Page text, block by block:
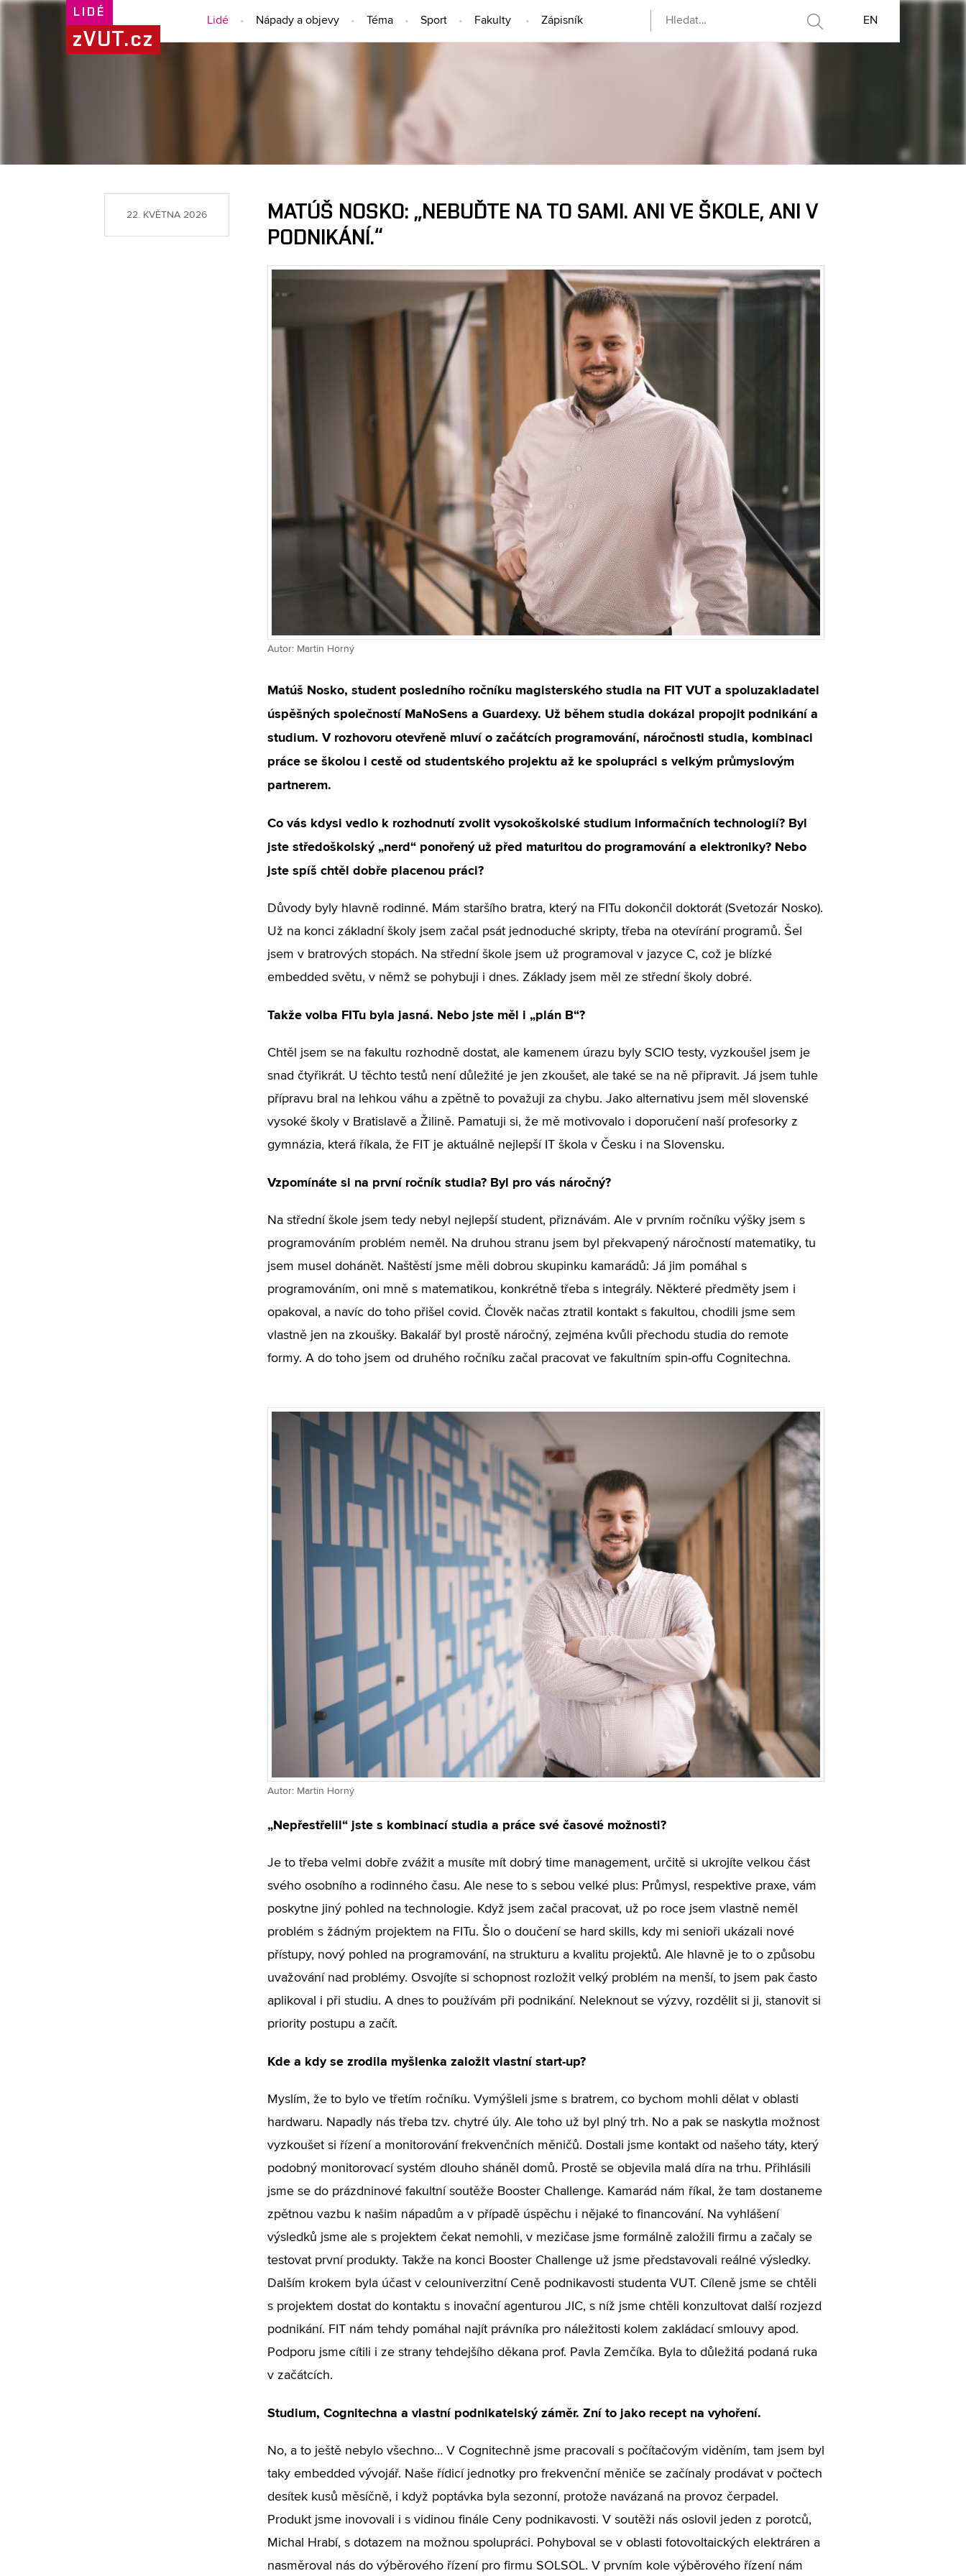
LIDÉ
zVUT.cz
Lidé Nápady a objevy Téma Sport Fakulty Zápisník EN
22. KVĚTNA 2026
MATÚŠ NOSKO: „NEBUĎTE NA TO SAMI. ANI VE ŠKOLE, ANI V
PODNIKÁNÍ.“
Autor: Martin Horný
Matúš Nosko, student posledního ročníku magisterského studia na FIT VUT a spoluzakladatel
úspěšných společností MaNoSens a Guardexy. Už během studia dokázal propojit podnikání a
studium. V rozhovoru otevřeně mluví o začátcích programování, náročnosti studia, kombinaci
práce se školou i cestě od studentského projektu až ke spolupráci s velkým průmyslovým
partnerem.
Co vás kdysi vedlo k rozhodnutí zvolit vysokoškolské studium informačních technologií? Byl
jste středoškolský „nerd“ ponořený už před maturitou do programování a elektroniky? Nebo
jste spíš chtěl dobře placenou práci?
Důvody byly hlavně rodinné. Mám staršího bratra, který na FITu dokončil doktorát (Svetozár Nosko).
Už na konci základní školy jsem začal psát jednoduché skripty, třeba na otevírání programů. Šel
jsem v bratrových stopách. Na střední škole jsem už programoval v jazyce C, což je blízké
embedded světu, v němž se pohybuji i dnes. Základy jsem měl ze střední školy dobré.
Takže volba FITu byla jasná. Nebo jste měl i „plán B“?
Chtěl jsem se na fakultu rozhodně dostat, ale kamenem úrazu byly SCIO testy, vyzkoušel jsem je
snad čtyřikrát. U těchto testů není důležité je jen zkoušet, ale také se na ně připravit. Já jsem tuhle
přípravu bral na lehkou váhu a zpětně to považuji za chybu. Jako alternativu jsem měl slovenské
vysoké školy v Bratislavě a Žilině. Pamatuji si, že mě motivovalo i doporučení naší profesorky z
gymnázia, která říkala, že FIT je aktuálně nejlepší IT škola v Česku i na Slovensku.
Vzpomínáte si na první ročník studia? Byl pro vás náročný?
Na střední škole jsem tedy nebyl nejlepší student, přiznávám. Ale v prvním ročníku výšky jsem s
programováním problém neměl. Na druhou stranu jsem byl překvapený náročností matematiky, tu
jsem musel dohánět. Naštěstí jsme měli dobrou skupinku kamarádů: Já jim pomáhal s
programováním, oni mně s matematikou, konkrétně třeba s integrály. Některé předměty jsem i
opakoval, a navíc do toho přišel covid. Člověk načas ztratil kontakt s fakultou, chodili jsme sem
vlastně jen na zkoušky. Bakalář byl prostě náročný, zejména kvůli přechodu studia do remote
formy. A do toho jsem od druhého ročníku začal pracovat ve fakultním spin-offu Cognitechna.
Autor: Martin Horný
„Nepřestřelil“ jste s kombinací studia a práce své časové možnosti?
Je to třeba velmi dobře zvážit a musíte mít dobrý time management, určitě si ukrojíte velkou část
svého osobního a rodinného času. Ale nese to s sebou velké plus: Průmysl, respektive praxe, vám
poskytne jiný pohled na technologie. Když jsem začal pracovat, už po roce jsem vlastně neměl
problém s žádným projektem na FITu. Šlo o doučení se hard skills, kdy mi senioři ukázali nové
přístupy, nový pohled na programování, na strukturu a kvalitu projektů. Ale hlavně je to o způsobu
uvažování nad problémy. Osvojíte si schopnost rozložit velký problém na menší, to jsem pak často
aplikoval i při studiu. A dnes to používám při podnikání. Neleknout se výzvy, rozdělit si ji, stanovit si
priority postupu a začít.
Kde a kdy se zrodila myšlenka založit vlastní start-up?
Myslím, že to bylo ve třetím ročníku. Vymýšleli jsme s bratrem, co bychom mohli dělat v oblasti
hardwaru. Napadly nás třeba tzv. chytré úly. Ale toho už byl plný trh. No a pak se naskytla možnost
vyzkoušet si řízení a monitorování frekvenčních měničů. Dostali jsme kontakt od našeho táty, který
podobný monitorovací systém dlouho sháněl domů. Prostě se objevila malá díra na trhu. Přihlásili
jsme se do prázdninové fakultní soutěže Booster Challenge. Kamarád nám říkal, že tam dostaneme
zpětnou vazbu k našim nápadům a v případě úspěchu i nějaké to financování. Na vyhlášení
výsledků jsme ale s projektem čekat nemohli, v mezičase jsme formálně založili firmu a začaly se
testovat první produkty. Takže na konci Booster Challenge už jsme představovali reálné výsledky.
Dalším krokem byla účast v celouniverzitní Ceně podnikavosti studenta VUT. Cíleně jsme se chtěli
s projektem dostat do kontaktu s inovační agenturou JIC, s níž jsme chtěli konzultovat další rozjezd
podnikání. FIT nám tehdy pomáhal najít právníka pro náležitosti kolem zakládací smlouvy apod.
Podporu jsme cítili i ze strany tehdejšího děkana prof. Pavla Zemčíka. Byla to důležitá podaná ruka
v začátcích.
Studium, Cognitechna a vlastní podnikatelský záměr. Zní to jako recept na vyhoření.
No, a to ještě nebylo všechno… V Cognitechně jsme pracovali s počítačovým viděním, tam jsem byl
taky embedded vývojář. Naše řídicí jednotky pro frekvenční měniče se začínaly prodávat v počtech
desítek kusů měsíčně, i když poptávka byla sezonní, protože navázaná na provoz čerpadel.
Produkt jsme inovovali i s vidinou finále Ceny podnikavosti. V soutěži nás oslovil jeden z porotců,
Michal Hrabí, s dotazem na možnou spolupráci. Pohyboval se v oblasti fotovoltaických elektráren a
nasměroval nás do výběrového řízení pro firmu SOLSOL. V prvním kole výběrového řízení nám